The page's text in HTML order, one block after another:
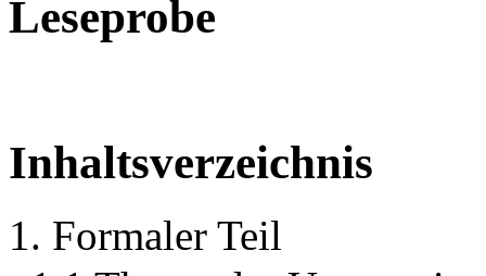
Leseprobe
Inhaltsverzeichnis
1. Formaler Teil